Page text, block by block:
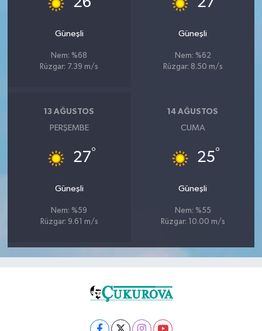
Güneşli
Nem: %68
Rüzgar: 7.39 m/s
Güneşli
Nem: %62
Rüzgar: 8.50 m/s
13 AĞUSTOS
PERŞEMBE
27°
Güneşli
Nem: %59
Rüzgar: 9.61 m/s
14 AĞUSTOS
CUMA
25°
Güneşli
Nem: %55
Rüzgar: 10.00 m/s